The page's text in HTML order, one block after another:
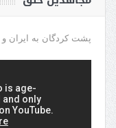
پشت کردگان به ایران و